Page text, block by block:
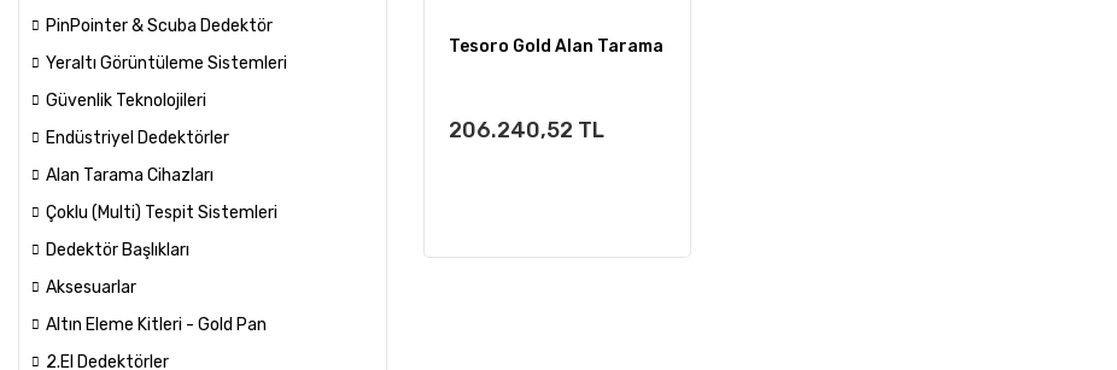
PinPointer & Scuba Dedektör
Yeraltı Görüntüleme Sistemleri
Güvenlik Teknolojileri
Endüstriyel Dedektörler
Alan Tarama Cihazları
Çoklu (Multi) Tespit Sistemleri
Dedektör Başlıkları
Aksesuarlar
Altın Eleme Kitleri - Gold Pan
2.El Dedektörler
Tesoro Gold Alan Tarama
206.240,52 TL